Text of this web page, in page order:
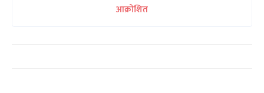
आक्रोशित